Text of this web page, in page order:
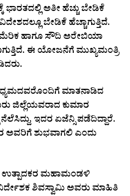
ಭಾರತದಲ್ಲಿ ಅತೀ ಹೆಚ್ಚು ಬೇಡಿಕೆ
ಬೇಡಿಕೆ ಹೆಚ್ಚಾಗುತ್ತಿದೆ.
ಹಾಗೂ ಸೌದಿ ಅರೇಬಿಯಾ
ಈ ಯೋಜನೆಗೆ ಮುಖ್ಯಮಂತ್ರಿ
ಮಾತನಾಡಿದ
ಜಿಲ್ಲೆಯವರಾದ ಕುಮಾರ
ಇದರ ಏಜೆನ್ಸಿ ಪಡೆದಿದ್ದಾರೆ.
ಅವರಿಗೆ ಶುಭವಾಗಲಿ ಎಂದು
ಉತ್ಪಾದಕರ ಮಹಾಮಂಡಳಿ
ಶಿವಸ್ವಾಮಿ ಅವರು ಮಾಹಿತಿ